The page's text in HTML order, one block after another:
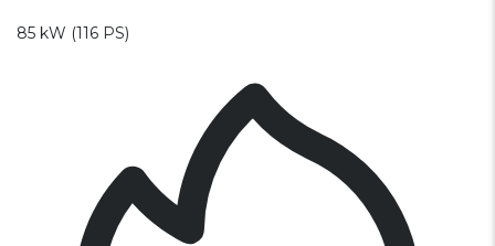
85 kW (116 PS)